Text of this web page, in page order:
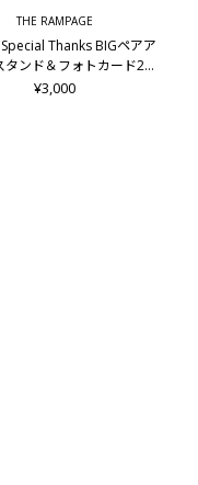
B)とは別の特典にな
抽選付き予約特典と
次第終了となります
す。
す。
THE RAMPAGE
Special Thanks BIGペアア
タンド＆フォトカード2枚
セット/龍&後藤拓磨
¥3,000